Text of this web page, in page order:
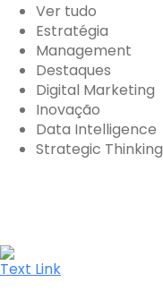
Ver tudo
Estratégia
Management
Destaques
Digital Marketing
Inovação
Data Intelligence
Strategic Thinking
Text Link